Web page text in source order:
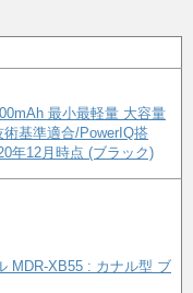
最小最軽量 大容量
基準適合/PowerIQ搭
年12月時点 (ブラック)
MDR-XB55 : カナル型 ブ